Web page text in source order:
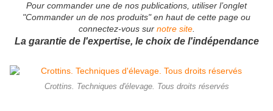
Pour commander une de nos publications, utiliser l’onglet
"Commander un de nos produits" en haut de cette page ou
connectez-vous sur notre site.
La garantie de l'expertise, le choix de l'indépendance
Crottins. Techniques d'élevage. Tous droits réservés